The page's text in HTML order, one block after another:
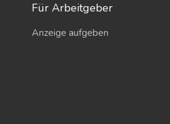
Für Arbeitgeber
Anzeige aufgeben